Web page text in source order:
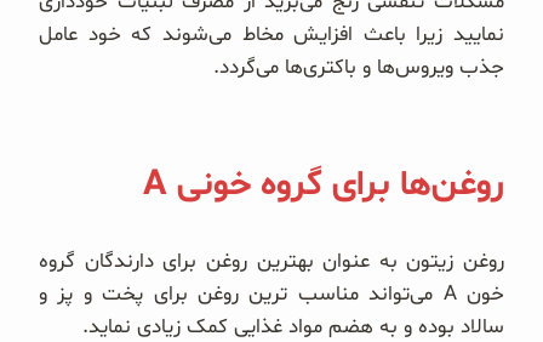
نمایید زیرا باعث افزایش مخاط می‌شوند که خود عامل
جذب ویروس‌ها و باکتری‌ها می‌گردد.
روغن‌‌ها برای گروه خونی A
روغن زیتون به عنوان بهترین روغن برای دارندگان گروه
خون A می‌تواند مناسب ترین روغن برای پخت و پز و
سالاد بوده و به هضم مواد غذایی کمک زیادی نماید.